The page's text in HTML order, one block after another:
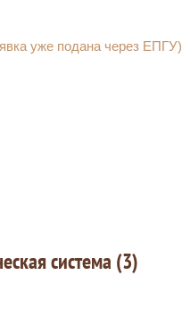
уже подана через ЕПГУ)
система (3)